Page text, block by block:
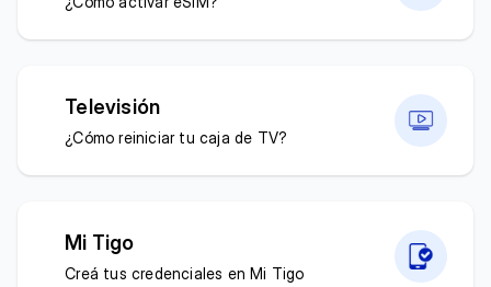
Televisión
¿Cómo reiniciar tu caja de TV?
Mi Tigo
Creá tus credenciales en Mi Tigo